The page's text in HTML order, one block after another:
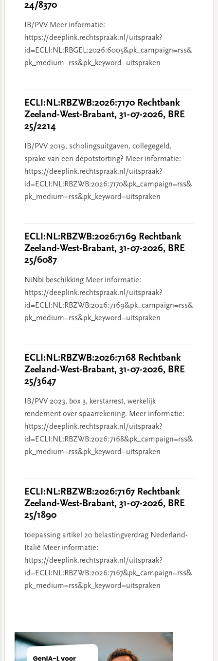
24/8370
IB/PVV Meer informatie:
https://deeplink.rechtspraak.nl/uitspraak?
id=ECLI:NL:RBGEL:2026:6005&pk_campaign=rss&
pk_medium=rss&pk_keyword=uitspraken
ECLI:NL:RBZWB:2026:7170 Rechtbank
Zeeland-West-Brabant, 31-07-2026, BRE
25/2214
IB/PVV 2019, scholingsuitgaven, collegegeld,
sprake van een depotstorting? Meer informatie:
https://deeplink.rechtspraak.nl/uitspraak?
id=ECLI:NL:RBZWB:2026:7170&pk_campaign=rss&
pk_medium=rss&pk_keyword=uitspraken
ECLI:NL:RBZWB:2026:7169 Rechtbank
Zeeland-West-Brabant, 31-07-2026, BRE
25/6087
NiNbi beschikking Meer informatie:
https://deeplink.rechtspraak.nl/uitspraak?
id=ECLI:NL:RBZWB:2026:7169&pk_campaign=rss&
pk_medium=rss&pk_keyword=uitspraken
ECLI:NL:RBZWB:2026:7168 Rechtbank
Zeeland-West-Brabant, 31-07-2026, BRE
25/3647
IB/PVV 2023, box 3, kerstarrest, werkelijk
rendement over spaarrekening. Meer informatie:
https://deeplink.rechtspraak.nl/uitspraak?
id=ECLI:NL:RBZWB:2026:7168&pk_campaign=rss&
pk_medium=rss&pk_keyword=uitspraken
ECLI:NL:RBZWB:2026:7167 Rechtbank
Zeeland-West-Brabant, 31-07-2026, BRE
25/1890
toepassing artikel 20 belastingverdrag Nederland-
Italië Meer informatie:
https://deeplink.rechtspraak.nl/uitspraak?
id=ECLI:NL:RBZWB:2026:7167&pk_campaign=rss&
pk_medium=rss&pk_keyword=uitspraken
Sidebar